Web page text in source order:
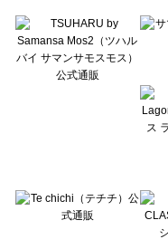
Lugnoncure（ルノンキュール）
BETTY'S BLUE（べティーズブル
Wpc.（ワールドパーティー）のバ